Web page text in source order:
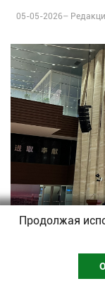
05-05-2026–
Продолжая